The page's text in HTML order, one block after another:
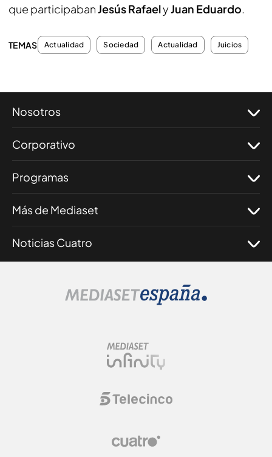
que participabanJesús RafaelyJuan Eduardo.
TEMAS Actualidad Sociedad Actualidad Juicios
Nosotros
Corporativo
Programas
Más de Mediaset
Noticias Cuatro